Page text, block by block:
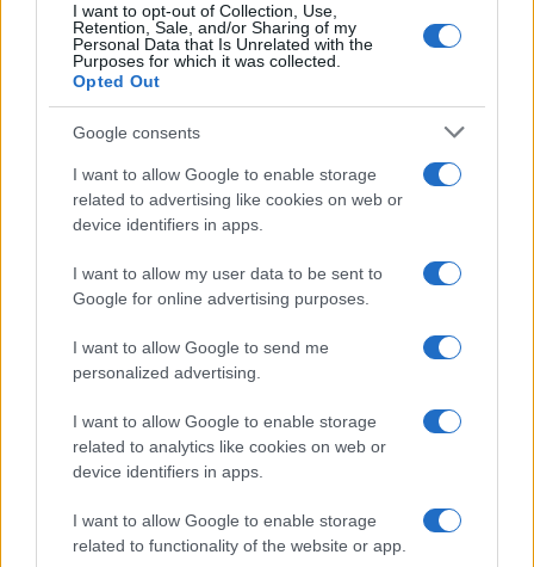
I want to opt-out of Collection, Use,
Retention, Sale, and/or Sharing of my
Personal Data that Is Unrelated with the
Purposes for which it was collected.
Opted Out
Google consents
I want to allow Google to enable storage
related to advertising like cookies on web or
device identifiers in apps.
I want to allow my user data to be sent to
Google for online advertising purposes.
I want to allow Google to send me
personalized advertising.
I want to allow Google to enable storage
related to analytics like cookies on web or
device identifiers in apps.
I want to allow Google to enable storage
related to functionality of the website or app.
πριν από την έναρξη του πολέμου, εξαιτίας μιας
σειράς γεωπολιτικών εξελίξεων στην περιοχή.
Η αλλαγή καθεστώτος δεν επήλθε
Ένας ακόμη στόχος που είχε συζητηθεί δημόσια
κατά τους πρώτους μήνες της σύγκρουσης ήταν
η πιθανότητα πολιτικής ανατροπής στην
Ωστόσο, παρά τη στρατιωτική και οικονομική
πίεση, το πολιτικό σύστημα του Ιράν διατηρήθηκε.
Η διαδοχή στην ανώτατη ηγεσία
πραγματοποιήθηκε εντός του υφιστάμενου
πλαισίου εξουσίας, χωρίς να υπάρξουν ενδείξεις
κατάρρευσης του κρατικού μηχανισμού ή
ευρύτερης πολιτικής ανατροπής.
Τους τελευταίους μήνες, η αμερικανική ρητορική
έχει μετατοπιστεί από το ζήτημα της αλλαγής